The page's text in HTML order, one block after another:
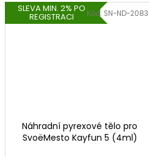
SLEVA MIN. 2% PO
REGISTRACI
Náhradní pyrexové tělo pro
SvoëMesto Kayfun 5 (4ml)
Kód: SN-ND-2083